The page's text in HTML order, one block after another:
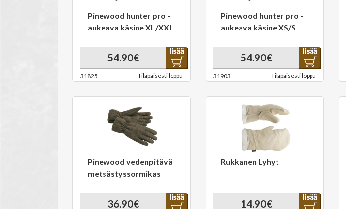
Pinewood hunter pro -
aukeava käsine XL/XXL
54.90€
31825 Tilapäisesti loppu
Pinewood hunter pro -
aukeava käsine XS/S
54.90€
31903 Tilapäisesti loppu
Pinewood vedenpitävä
metsästyssormikas
36.90€
Rukkanen Lyhyt
14.90€